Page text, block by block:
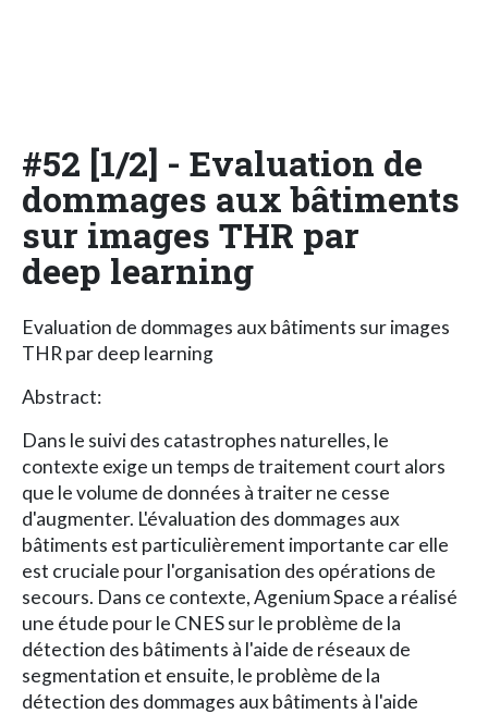
#52 [1/2] - Evaluation de
dommages aux bâtiments
sur images THR par
deep learning
Evaluation de dommages aux bâtiments sur images
THR par deep learning
Abstract:
Dans le suivi des catastrophes naturelles, le
contexte exige un temps de traitement court alors
que le volume de données à traiter ne cesse
d'augmenter. L'évaluation des dommages aux
bâtiments est particulièrement importante car elle
est cruciale pour l'organisation des opérations de
secours. Dans ce contexte, Agenium Space a réalisé
une étude pour le CNES sur le problème de la
détection des bâtiments à l'aide de réseaux de
segmentation et ensuite, le problème de la
détection des dommages aux bâtiments à l'aide